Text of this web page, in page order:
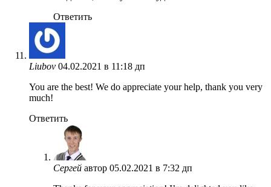
Ответить
Liubov 04.02.2021 в 11:18 дп
You are the best! We do appreciate your help, thank you very
much!
Ответить
Сергей автор 05.02.2021 в 7:32 дп